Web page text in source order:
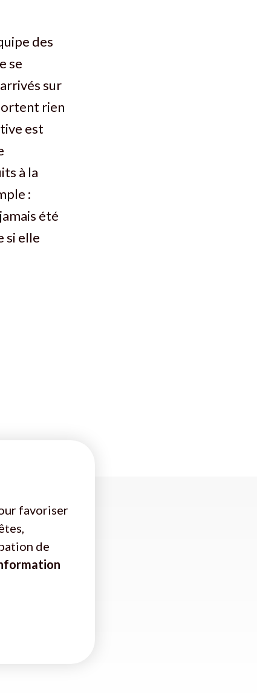
des
se
sur
rien
est
à la
:
été
si elle
favoriser
de